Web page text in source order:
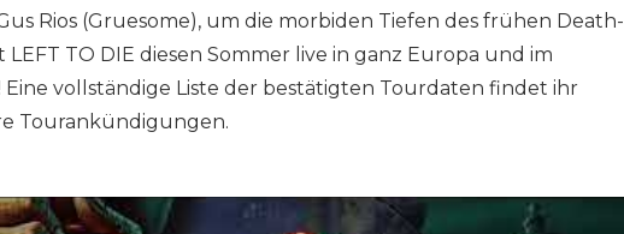
Rios (Gruesome), um die morbiden Tiefen des frühen Death-
TO DIE diesen Sommer live in ganz Europa und im
Eine vollständige Liste der bestätigten Tourdaten findet ihr
Tourankündigungen.